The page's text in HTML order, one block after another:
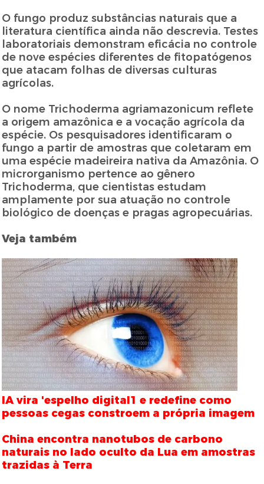
O fungo produz substâncias naturais que a
literatura científica ainda não descrevia. Testes
laboratoriais demonstram eficácia no controle
de nove espécies diferentes de fitopatógenos
que atacam folhas de diversas culturas
agrícolas.
O nome Trichoderma agriamazonicum reflete
a origem amazônica e a vocação agrícola da
espécie. Os pesquisadores identificaram o
fungo a partir de amostras que coletaram em
uma espécie madeireira nativa da Amazônia. O
microrganismo pertence ao gênero
Trichoderma, que cientistas estudam
amplamente por sua atuação no controle
biológico de doenças e pragas agropecuárias.
Veja também
IA vira 'espelho digital1 e redefine como
pessoas cegas constroem a própria imagem
China encontra nanotubos de carbono
naturais no lado oculto da Lua em amostras
trazidas à Terra